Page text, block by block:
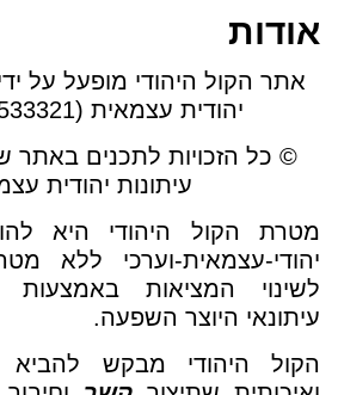
אודות
אתר הקול היהודי מופעל על
יהודית עצמאית (580533321 ע"ר).
© כל הזכויות לתכנים באתר
עיתונות יהודית
מטרת הקול היהודי היא
יהודי-עצמאית-וערכי ללא
לשינוי המציאות באמצעות
עיתונאי היוצר השפעה.
הקול היהודי מבקש